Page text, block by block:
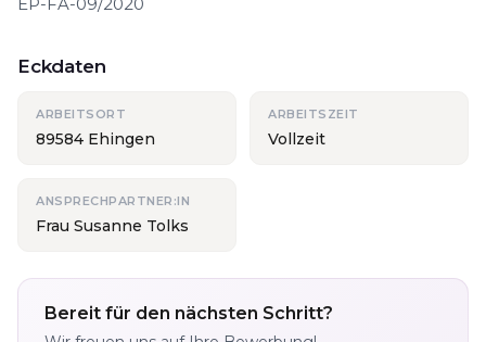
Eckdaten
ARBEITSORT
89584 Ehingen
ARBEITSZEIT
Vollzeit
ANSPRECHPARTNER:IN
Frau Susanne Tolks
Bereit für den nächsten Schritt?